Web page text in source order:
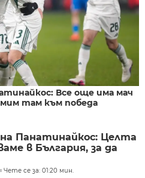
Все още има мач
там към победа
Панатинайкос: Целта
в България, за да
Чете се за: 01:20 мин.